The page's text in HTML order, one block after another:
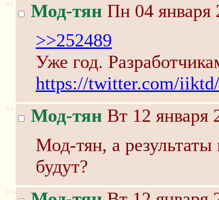
>> Мод-тян Пн 04 января
>>252489
Уже год.
https://twitter.com/
>> Мод-тян Вт 12 января
Мод-тян, а результаты
будут?
>>